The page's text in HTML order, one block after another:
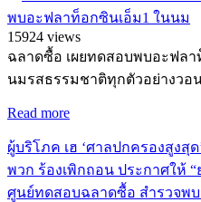
พบอะฟลาท็อกซินเอ็ม1 ในนม
15924 views
ฉลาดซื้อ เผยทดสอบพบอะฟลา
นมรสธรรมชาติทุกตัวอย่างวอ
Read more
ผู้บริโภค เฮ ‘ศาลปกครองสูงสุ
พวก ร้องเพิกถอน ประกาศให้
ศูนย์ทดสอบฉลาดซื้อ สำรวจพ